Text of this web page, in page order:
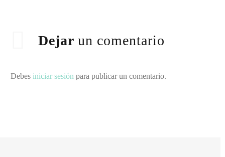
Dejar un comentario
Debes iniciar sesión para publicar un comentario.